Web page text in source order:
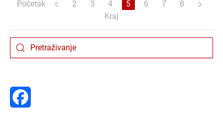
Početak 2 3 4 5 6 7
8
Kraj